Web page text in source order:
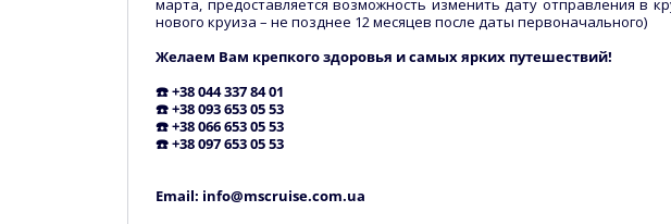
марта, предоставляется возможность изменить дату отправления в
нового круиза – не позднее 12 месяцев после даты первоначального)
Желаем Вам крепкого здоровья и самых ярких путешествий!
☎️ +38 044 337 84 01
☎️ +38 093 653 05 53
☎️ +38 066 653 05 53
☎️ +38 097 653 05 53
Email: info@mscruise.com.ua